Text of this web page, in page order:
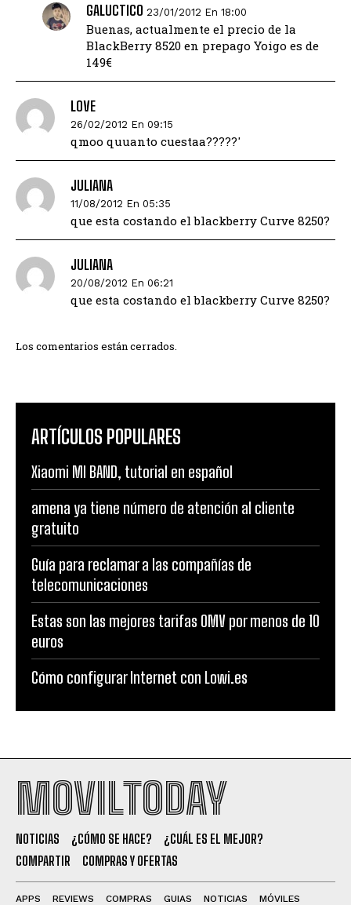
GALUCTICO 23/01/2012 En 18:00
Buenas, actualmente el precio de la
BlackBerry 8520 en prepago Yoigo es de
149€
LOVE
26/02/2012 En 09:15
qmoo quuanto cuestaa?????'
JULIANA
11/08/2012 En 05:35
que esta costando el blackberry Curve 8250?
JULIANA
20/08/2012 En 06:21
que esta costando el blackberry Curve 8250?
Los comentarios están cerrados.
ARTÍCULOS POPULARES
Xiaomi MI BAND, tutorial en español
amena ya tiene número de atención al cliente
gratuito
Guía para reclamar a las compañías de
telecomunicaciones
Estas son las mejores tarifas OMV por menos de 10
euros
Cómo configurar Internet con Lowi.es
MOVILTODAY
NOTICIAS ¿CÓMO SE HACE?
¿CUÁL ES EL MEJOR?
COMPARTIR
COMPRAS Y OFERTAS
APPS REVIEWS COMPRAS GUIAS NOTICIAS MÓVILES